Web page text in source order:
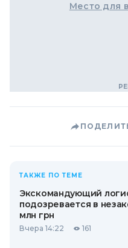
Место для
ТАКЖЕ ПО ТЕМЕ
Экскомандующий
подозревается в
млн грн
Вчера 14:22 161